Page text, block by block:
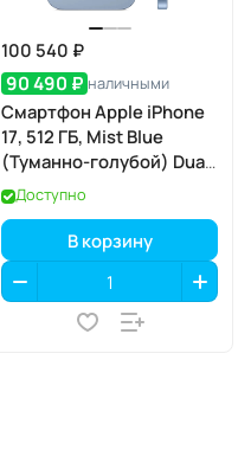
100 540 ₽
90 490 ₽ наличными
Смартфон Apple iPhone
17, 512 ГБ, Mist Blue
(Туманно-голубой) Dual
eSIM
Доступно
В корзину